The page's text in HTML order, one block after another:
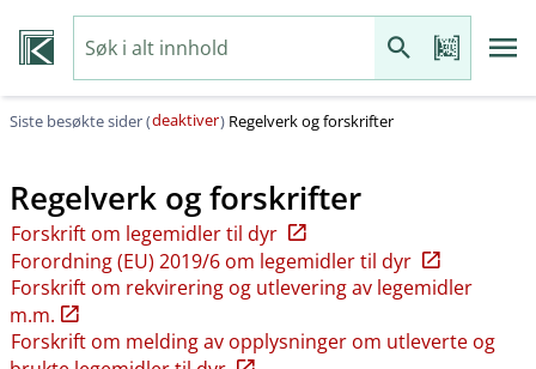
Siste besøkte sider (deaktiver) Regelverk og forskrifter
Regelverk og forskrifter
Forskrift om legemidler til dyr
Forordning (EU) 2019/6 om legemidler til dyr
Forskrift om rekvirering og utlevering av legemidler
m.m.
Forskrift om melding av opplysninger om utleverte og